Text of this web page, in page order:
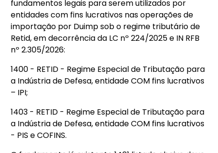
fundamentos legais para serem utilizados por
entidades com fins lucrativos nas operações de
importação por Duimp sob o regime tributário de
Retid, em decorrência da LC nº 224/2025 e IN RFB
nº 2.305/2026:
1400 - RETID - Regime Especial de Tributação para
a Indústria de Defesa, entidade COM fins lucrativos
– IPI;
1403 - RETID - Regime Especial de Tributação para
a Indústria de Defesa, entidade COM fins lucrativos
- PIS e COFINS.